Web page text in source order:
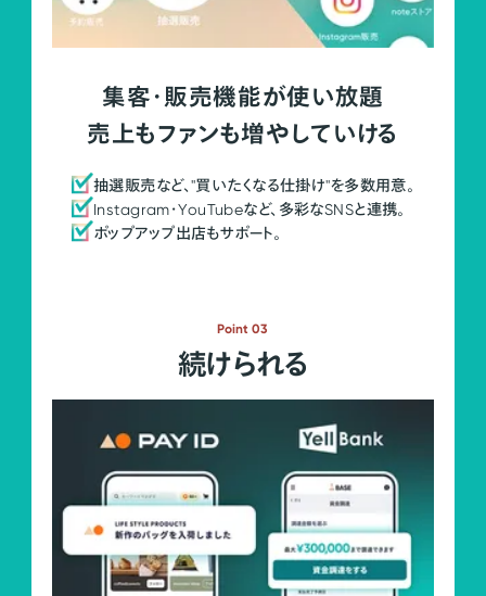
集客・販売機能が使い放題
売上もファンも増やしていける
抽選販売など、"買いたくなる仕掛け"を多数用意。
Instagram・YouTubeなど、多彩なSNSと連携。
ポップアップ出店もサポート。
Point 03
続けられる